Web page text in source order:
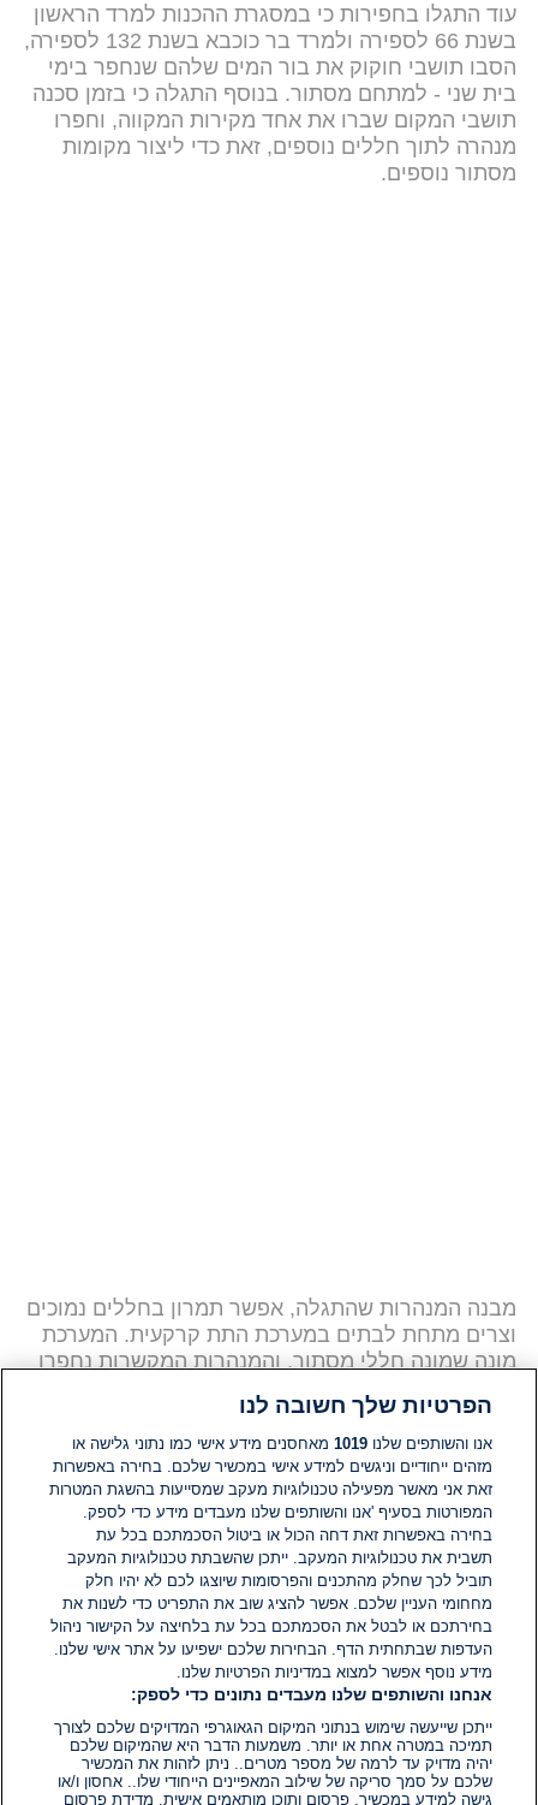
עוד התגלו בחפירות כי במסגרת ההכנות למרד הראשון
בשנת 66 לספירה ולמרד בר כוכבא בשנת 132 לספירה,
הסבו תושבי חוקוק את בור המים שלהם שנחפר בימי
בית שני - למתחם מסתור. בנוסף התגלה כי בזמן סכנה
תושבי המקום שברו את אחד מקירות המקווה, וחפרו
מנהרה לתוך חללים נוספים, זאת כדי ליצור מקומות
מסתור נוספים.
מבנה המנהרות שהתגלה, אפשר תמרון בחללים נמוכים
וצרים מתחת לבתים במערכת התת קרקעית. המערכת
מונה שמונה חללי מסתור, והמנהרות המקשרות נחפרו
החמושים שרדפו אחרי המורדים. החפירה העלתה גם
מאות שברי כלי חרס וזכוכיות, טבעת מרשימה ועוד
ממצאים נוספים מרתקים.
גילוי מתחם המסתור יכול גם לתרום לוויכוח הניצח
עשרות שנים בין חוקרים, בשאלה האם מרד בר כוכבא
הגיע לגליל או נשאר בתחומי יהודה ומרכז ישראל. על
סמך ממצאים שונים, מתארכים מנהלי החפירות
הארכיאולוגים אורי ברגר מרשות העתיקות ופרופ׳ ינון
שבטיאל מהמכללה האקדמית צפת את החלקים
הפנימיים של מתחם המסתור לימי פרוץ המרד השני.
הם אף רואים שכמה מהמתקנים העתיקים היו בשימוש
לראשונה במהלך המרד הראשון. "לא בטוח שהמתחם
שימש להסתרה ובריחה במהלך המרד השני, אבל נראה
הפרטיות שלך חשובה לנו
אנו והשותפים שלנו1019 מאחסנים מידע אישי כמו נתוני גלישה או
מזהים ייחודיים וניגשים למידע אישי במכשיר שלכם. בחירה באפשרות
זאת אני מאשר מפעילה טכנולוגיות מעקב שמסייעות בהשגת המטרות
המפורטות בסעיף 'אנו והשותפים שלנו מעבדים מידע כדי לספק.
בחירה באפשרות זאת דחה הכול או ביטול הסכמתכם בכל עת
תשבית את טכנולוגיות המעקב. ייתכן שהשבתת טכנולוגיות המעקב
תוביל לכך שחלק מהתכנים והפרסומות שיוצגו לכם לא יהיו חלק
מחחומי העניין שלכם. אפשר להציג שוב את התפריט כדי לשנות את
בחירתכם או לבטל את הסכמתכם בכל עת בלחיצה על הקישור ניהול
העדפות שבתחתית הדף. הבחירות שלכם ישפיעו על אתר אישי שלנו.
מידע נוסף אפשר למצוא במדיניות הפרטיות שלנו.
אנחנו והשותפים שלנו מעבדים נתונים כדי לספק:
ייתכן שייעשה שימוש בנתוני המיקום הגאוגרפי המדויקים שלכם לצורך
תמיכה במטרה אחת או יותר. משמעות הדבר היא שהמיקום שלכם
יהיה מדויק עד לרמה של מספר מטרים.. ניתן לזהות את המכשיר
שלכם על סמך סריקה של שילוב המאפיינים הייחודי שלו.. אחסון ו/או
גישה למידע במכשיר. פרסום ותוכן מותאמים אישית, מדידת פרסום